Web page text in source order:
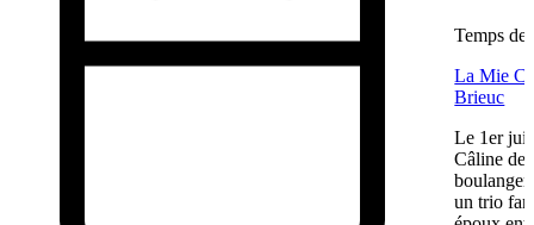
Temps de
La Mie
Brieuc
Le 1er
Câline de
un trio